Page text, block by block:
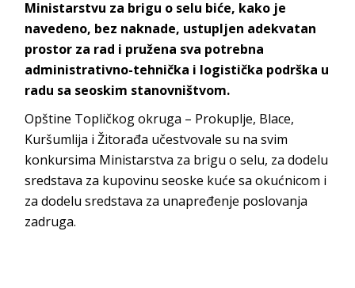
Ministarstvu za brigu o selu biće, kako je
navedeno, bez naknade, ustupljen adekvatan
prostor za rad i pružena sva potrebna
administrativno-tehnička i logistička podrška u
radu sa seoskim stanovništvom.
Opštine Topličkog okruga – Prokuplje, Blace,
Kuršumlija i Žitorađa učestvovale su na svim
konkursima Ministarstva za brigu o selu, za dodelu
sredstava za kupovinu seoske kuće sa okućnicom i
za dodelu sredstava za unapređenje poslovanja
zadruga.